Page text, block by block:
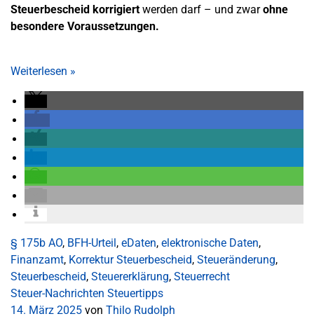
Steuerbescheid korrigiertwerden darf – und zwarohne
besondere Voraussetzungen.
Weiterlesen »
§ 175b AO, BFH-Urteil, eDaten, elektronische Daten,
Finanzamt, Korrektur Steuerbescheid, Steueränderung,
Steuerbescheid, Steuererklärung, Steuerrecht
Steuer-Nachrichten Steuertipps
14. März 2025 von Thilo Rudolph